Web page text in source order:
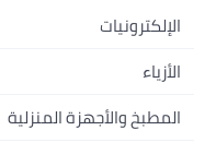
الإلكترونيات
الهواتف المتحركة
أجهزة الكمبيوتر المحمولة
الأزياء
أزياء نسائية
المطبخ والأجهزة المنزلية